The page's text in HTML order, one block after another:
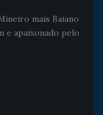
mais Baiano
e apaixonado pelo